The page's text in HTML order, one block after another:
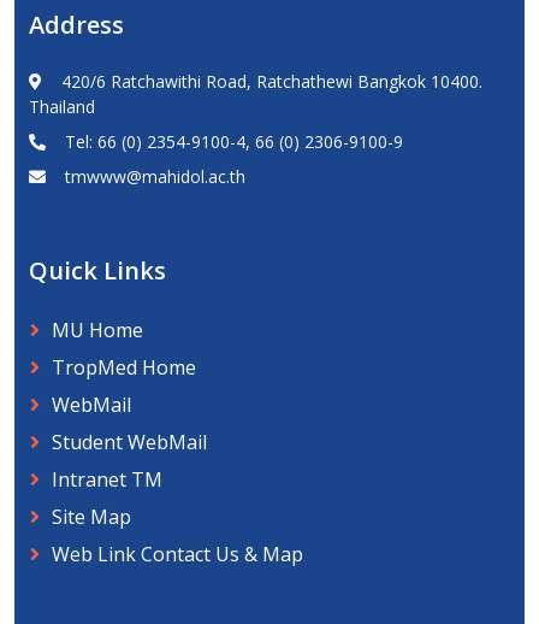
Address
420/6 Ratchawithi Road, Ratchathewi Bangkok 10400.
Thailand
Tel: 66 (0) 2354-9100-4, 66 (0) 2306-9100-9
tmwww@mahidol.ac.th
Quick Links
MU Home
TropMed Home
WebMail
Student WebMail
Intranet TM
Site Map
Web Link Contact Us & Map